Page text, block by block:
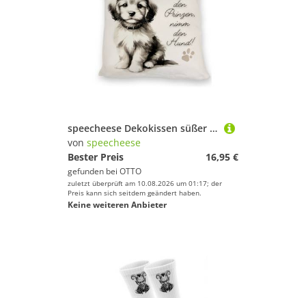
speecheese Dekokissen süßer Hund mit Halsband Kissen Spruch Vergiss den Prinzen nimm
von speecheese
Bester Preis
16,95 €
gefunden bei OTTO
zuletzt überprüft am 10.08.2026 um 01:17; der
Preis kann sich seitdem geändert haben.
Keine weiteren Anbieter